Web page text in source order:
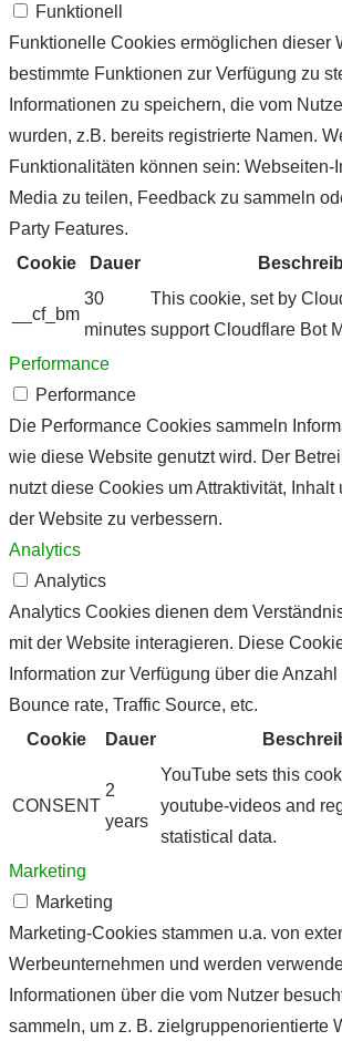
Funktionell
Funktionelle Cookies ermöglichen dieser
bestimmte Funktionen zur Verfügung zu
Informationen zu speichern, die vom
wurden, z.B. bereits registrierte Namen.
Funktionalitäten können sein: Webseiten-
Media zu teilen, Feedback zu sammeln
Party Features.
Cookie
Dauer
__cf_bm
30
minutes
This cookie, set by
support Cloudflare Bot
Performance
Performance
Die Performance Cookies sammeln
wie diese Website genutzt wird. Der
nutzt diese Cookies um Attraktivität,
der Website zu verbessern.
Analytics
Analytics
Analytics Cookies dienen dem
mit der Website interagieren. Diese
Information zur Verfügung über die
Bounce rate, Traffic Source, etc.
Cookie
Dauer
CONSENT
2
years
YouTube sets this
youtube-videos and
statistical data.
Marketing
Marketing
Marketing-Cookies stammen u.a. von
Werbeunternehmen und werden
Informationen über die vom Nutzer
sammeln, um z. B. zielgruppenorientierte